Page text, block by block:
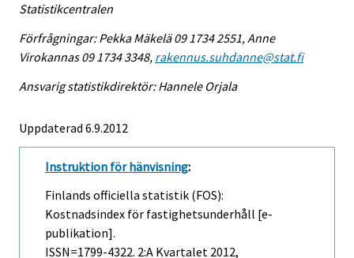
Statistikcentralen
Förfrågningar: Pekka Mäkelä 09 1734 2551, Anne
Virokannas 09 1734 3348, rakennus.suhdanne@stat.fi
Ansvarig statistikdirektör: Hannele Orjala
Uppdaterad 6.9.2012
Instruktion för hänvisning:
Finlands officiella statistik (FOS):
Kostnadsindex för fastighetsunderhåll [e-
publikation].
ISSN=1799-4322. 2:a Kvartalet 2012,